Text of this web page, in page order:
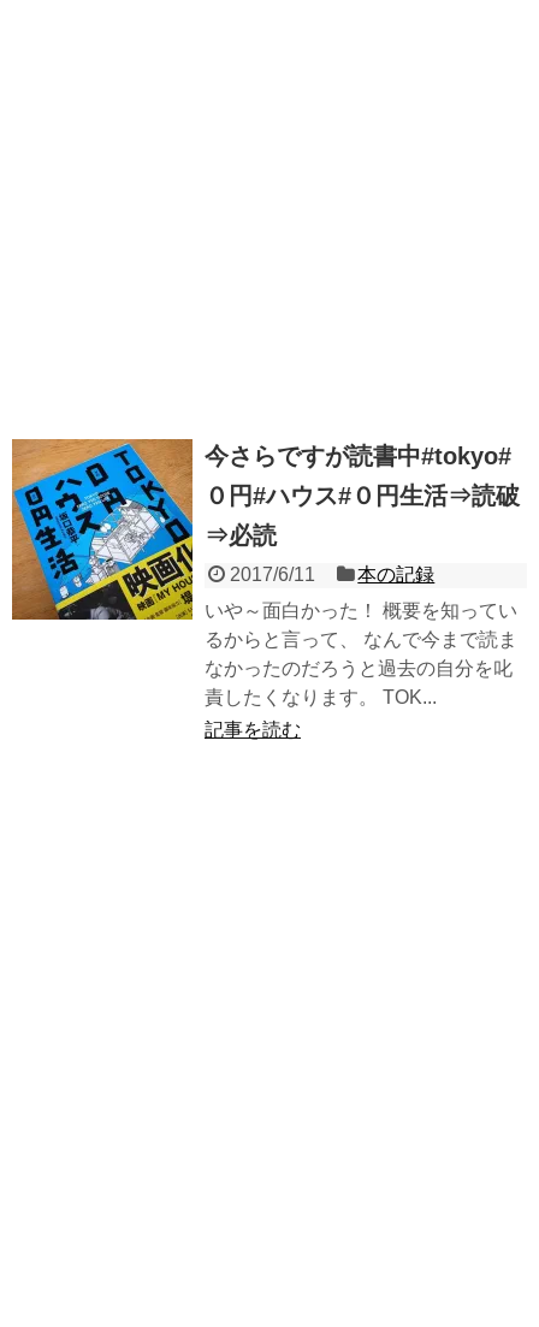
今さらですが読書中#tokyo#
０円#ハウス#０円生活⇒読破
⇒必読
2017/6/11
本の記録
いや～面白かった！ 概要を知ってい
るからと言って、 なんで今まで読ま
なかったのだろうと過去の自分を叱
責したくなります。 TOK...
記事を読む